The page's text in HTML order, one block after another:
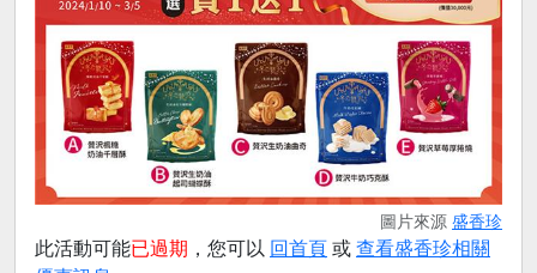
圖片來源 盛香珍
此活動可能已過期 ，您可以 回首頁 或 查看盛香珍相關